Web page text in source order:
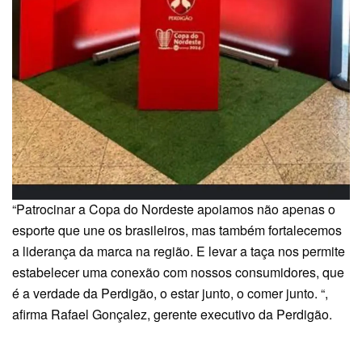
“Patrocinar a Copa do Nordeste apoiamos não apenas o
esporte que une os brasileiros, mas também fortalecemos
a liderança da marca na região. E levar a taça nos permite
estabelecer uma conexão com nossos consumidores, que
é a verdade da Perdigão, o estar junto, o comer junto. “,
afirma Rafael Gonçalez, gerente executivo da Perdigão.